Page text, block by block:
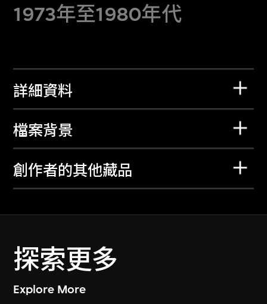
1973年至1980年代
詳細資料
檔案背景
創作者的其他藏品
探索更多
Explore More